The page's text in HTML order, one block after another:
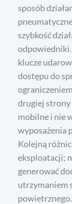
sposób
szybkość
klucze
dostępu do
drugiej strony
mobilne i nie
wyposażenia
Kolejną
eksploatacji;
generować
utrzymaniem
powietrznego.